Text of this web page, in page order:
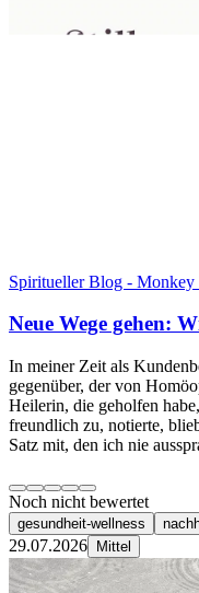
Spiritueller Blog -
Neue Wege gehen:
In meiner Zeit als
gegenüber, der von
Heilerin, die geholfen
freundlich zu, notierte,
Satz mit, den ich nie
Noch nicht bewertet
gesundheit-wellness
29.07.2026 Mittel